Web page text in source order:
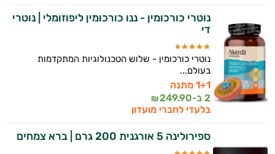
נוטרי כורכומין - ננו כורכומין ליפוזומלי | נוטרי
די
נוטרי כורכומין - שלוש הטכנולוגיות המתקדמות
בעולם...
1+1 מתנה
2 ב-
249.90
₪
בלעדי לחברי מועדון
ספירולינה 5 אורגנית 200 גרם | ברא צמחים